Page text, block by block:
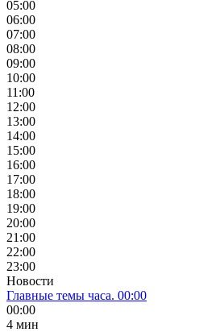
05:00
06:00
07:00
08:00
09:00
10:00
11:00
12:00
13:00
14:00
15:00
16:00
17:00
18:00
19:00
20:00
21:00
22:00
23:00
Новости
Главные темы часа. 00:00
00:00
4 мин